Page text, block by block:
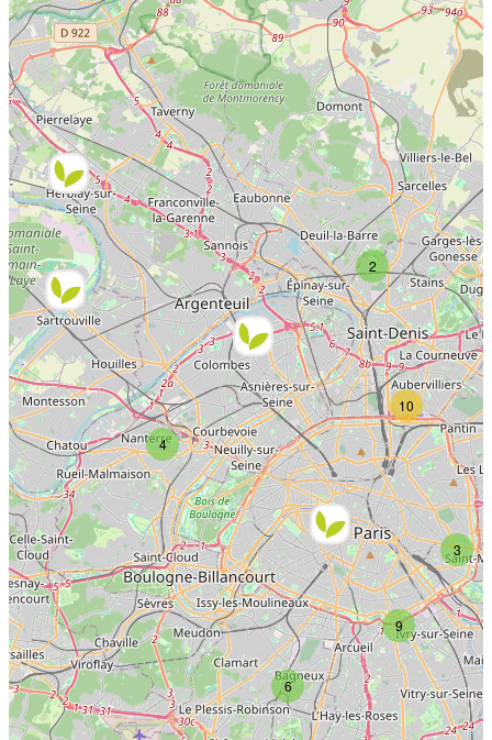
9
10
6
4
3
2